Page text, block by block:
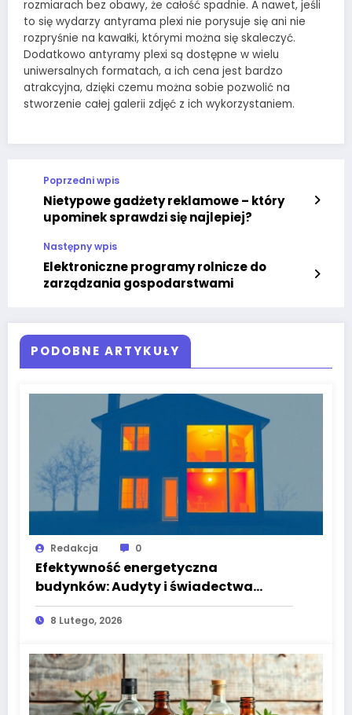
rozmiarach bez obawy, że całość spadnie. A nawet, jeśli
to się wydarzy antyrama plexi nie porysuje się ani nie
rozpryśnie na kawałki, którymi można się skaleczyć.
Dodatkowo antyramy plexi są dostępne w wielu
uniwersalnych formatach, a ich cena jest bardzo
atrakcyjna, dzięki czemu można sobie pozwolić na
stworzenie całej galerii zdjęć z ich wykorzystaniem.
Poprzedni wpis
Nietypowe gadżety reklamowe – który
upominek sprawdzi się najlepiej?
Następny wpis
Elektroniczne programy rolnicze do
zarządzania gospodarstwami
PODOBNE ARTYKUŁY
Redakcja 0
Efektywność energetyczna
budynków: Audyty i świadectwa
energetyczne
8 Lutego, 2026